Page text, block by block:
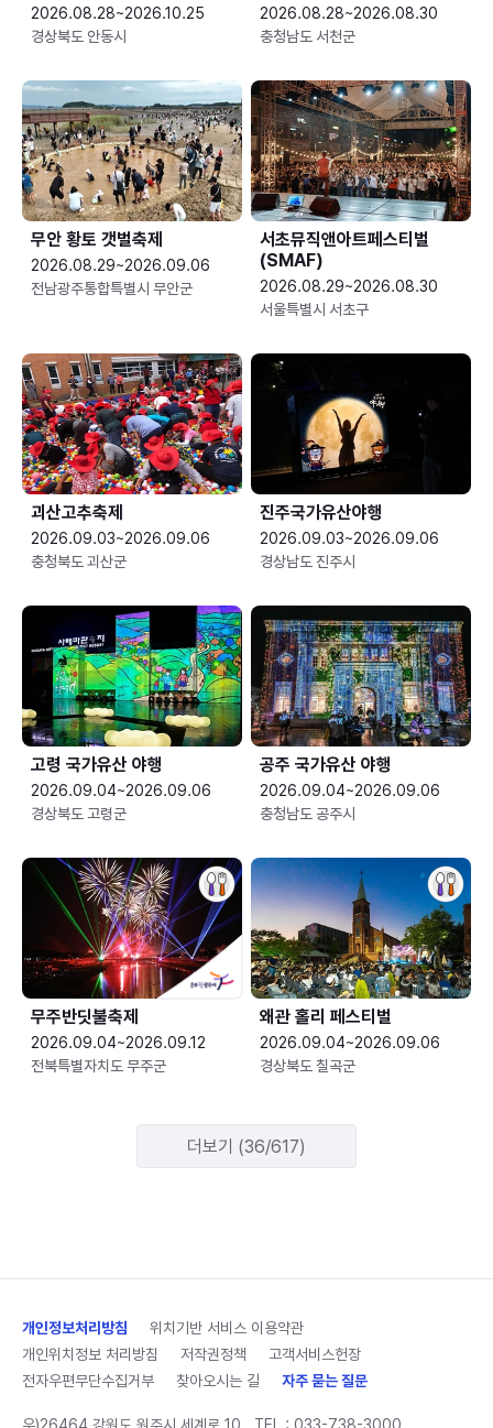
2026.08.28~2026.10.25
경상북도 안동시
2026.08.28~2026.08.30
충청남도 서천군
무안 황토 갯벌축제
2026.08.29~2026.09.06
전남광주통합특별시 무안군
서초뮤직앤아트페스티벌
(SMAF)
2026.08.29~2026.08.30
서울특별시 서초구
괴산고추축제
2026.09.03~2026.09.06
충청북도 괴산군
진주국가유산야행
2026.09.03~2026.09.06
경상남도 진주시
고령 국가유산 야행
2026.09.04~2026.09.06
경상북도 고령군
공주 국가유산 야행
2026.09.04~2026.09.06
충청남도 공주시
무주반딧불축제
2026.09.04~2026.09.12
전북특별자치도 무주군
왜관 홀리 페스티벌
2026.09.04~2026.09.06
경상북도 칠곡군
더보기 (36/617)
개인정보처리방침
위치기반 서비스 이용약관
개인위치정보 처리방침
저작권정책
고객서비스헌장
전자우편무단수집거부
찾아오시는 길 자주 묻는 질문